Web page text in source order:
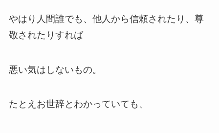
やはり人間誰でも、他人から信頼されたり、尊
敬されたりすれば
悪い気はしないもの。
たとえお世辞とわかっていても、